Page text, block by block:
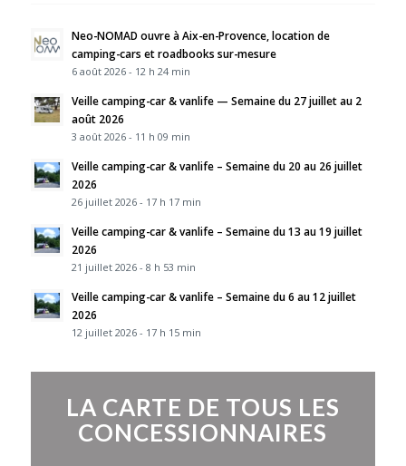
Neo-NOMAD ouvre à Aix-en-Provence, location de
camping-cars et roadbooks sur-mesure
6 août 2026 - 12 h 24 min
Veille camping-car & vanlife — Semaine du 27 juillet au 2
août 2026
3 août 2026 - 11 h 09 min
Veille camping-car & vanlife – Semaine du 20 au 26 juillet
2026
26 juillet 2026 - 17 h 17 min
Veille camping-car & vanlife – Semaine du 13 au 19 juillet
2026
21 juillet 2026 - 8 h 53 min
Veille camping-car & vanlife – Semaine du 6 au 12 juillet
2026
12 juillet 2026 - 17 h 15 min
LA CARTE DE TOUS LES
CONCESSIONNAIRES